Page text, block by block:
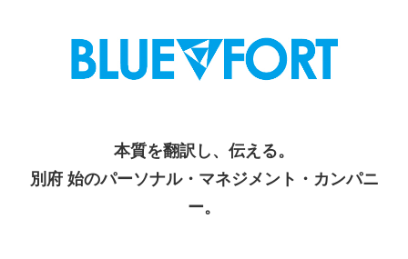
本質を翻訳し、伝える。
別府 始のパーソナル・マネジメント・カンパニ
ー。